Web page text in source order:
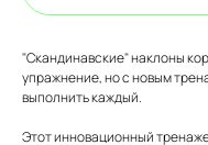
"Скандинавские" наклоны
упражнение, но с новым
выполнить каждый.
Этот инновационный